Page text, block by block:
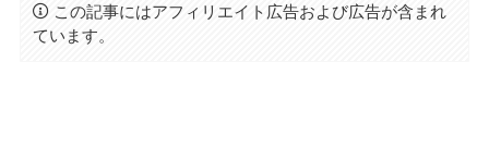
この記事にはアフィリエイト広告および広告が含まれ
ています。